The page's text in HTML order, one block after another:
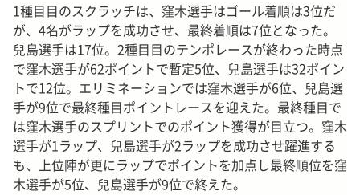
1種目目のスクラッチは、窪木選手はゴール着順は3位だ
が、4名がラップを成功させ、最終着順は7位となった。
兒島選手は17位。2種目目のテンポレースが終わった時点
で窪木選手が62ポイントで暫定5位、兒島選手は32ポイン
トで12位。エリミネーションでは窪木選手が6位、兒島選
手が9位で最終種目ポイントレースを迎えた。最終種目で
は窪木選手のスプリントでのポイント獲得が目立つ。窪木
選手が1ラップ、兒島選手が2ラップを成功させ躍進する
も、上位陣が更にラップでポイントを加点し最終順位を窪
木選手が5位、兒島選手が9位で終えた。